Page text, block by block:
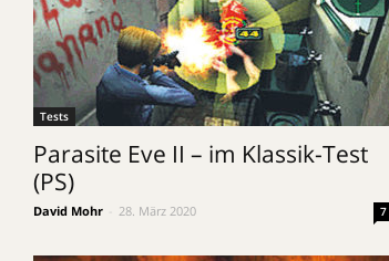
Tests
Parasite Eve II – im Klassik-Test
(PS)
David Mohr 28. März 2020 7